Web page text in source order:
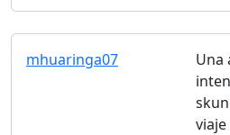
mhuaringa07
Una